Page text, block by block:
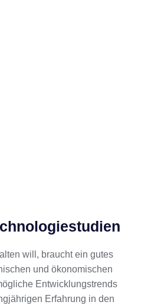
will, braucht ein gutes
und ökonomischen
Entwicklungstrends
Erfahrung in den